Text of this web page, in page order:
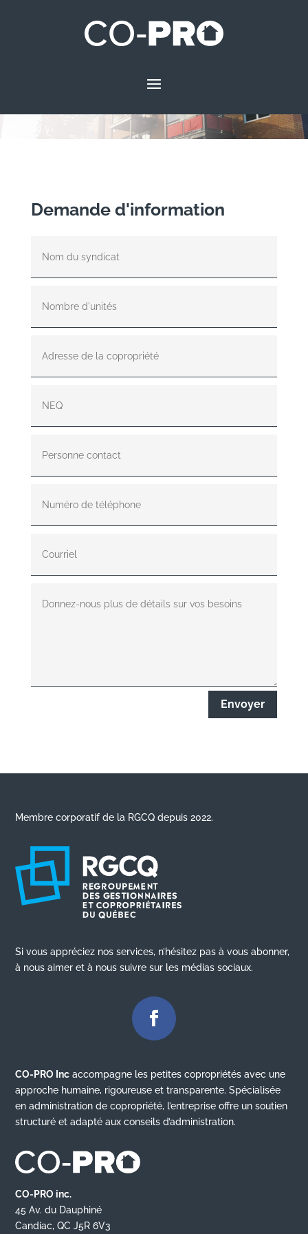
Demande d'information
Envoyer
Membre corporatif de la RGCQ depuis 2022.
Si vous appréciez nos services, n’hésitez pas à vous abonner,
à nous aimer et à nous suivre sur les médias sociaux.
CO-PRO Inc accompagne les petites copropriétés avec une
approche humaine, rigoureuse et transparente. Spécialisée
en administration de copropriété, l’entreprise offre un soutien
structuré et adapté aux conseils d’administration.
CO-PRO inc.
45 Av. du Dauphiné
Candiac, QC J5R 6V3